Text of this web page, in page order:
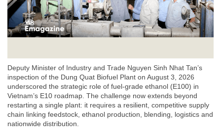
Deputy Minister of Industry and Trade Nguyen Sinh Nhat Tan’s
inspection of the Dung Quat Biofuel Plant on August 3, 2026
underscored the strategic role of fuel-grade ethanol (E100) in
Vietnam’s E10 roadmap. The challenge now extends beyond
restarting a single plant: it requires a resilient, competitive supply
chain linking feedstock, ethanol production, blending, logistics and
nationwide distribution.